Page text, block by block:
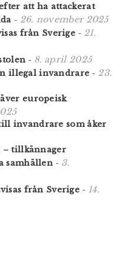
att ha attackerat
- 26. november 2025
från Sverige - 21.
- 8. april 2025
illegal invandrare - 23.
europeisk
invandrare som åker
– tillkännager
samhällen - 3.
från Sverige - 14.